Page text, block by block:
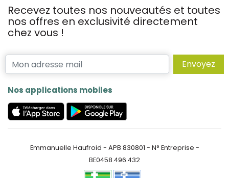
Recevez toutes nos nouveautés et toutes
nos offres en exclusivité directement
chez vous !
Envoyez
Nos applications mobiles
Emmanuelle Haufroid - APB 830801 - N° Entreprise -
BE0458.496.432